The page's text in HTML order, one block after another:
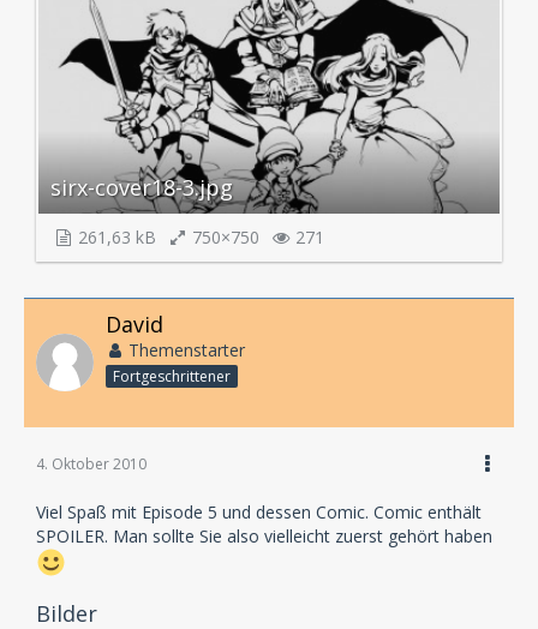
sirx-cover18-3.jpg
261,63 kB 750×750 271
David
Themenstarter
Fortgeschrittener
4. Oktober 2010
Viel Spaß mit Episode 5 und dessen Comic. Comic enthält
SPOILER. Man sollte Sie also vielleicht zuerst gehört haben
Bilder